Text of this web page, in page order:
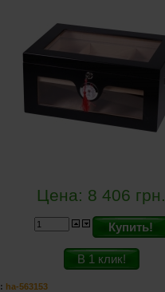
Цена: 8 406 грн.
Купить!
В 1 клик!
ha-563153